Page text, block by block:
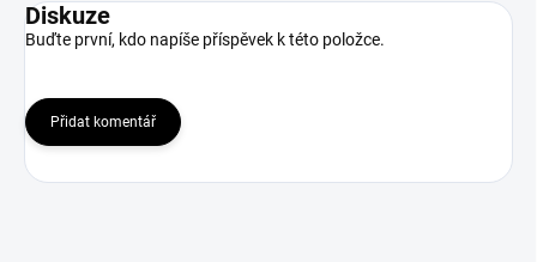
Diskuze
Buďte první, kdo napíše příspěvek k této položce.
Přidat komentář